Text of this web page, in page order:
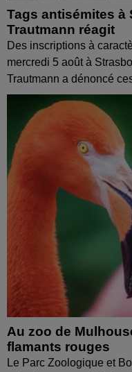
Tags antisémites à
Trautmann réagit
Des inscriptions à
mercredi 5 août à
Trautmann a dénoncé
Au zoo de
flamants rouges
Le Parc Zoologique et